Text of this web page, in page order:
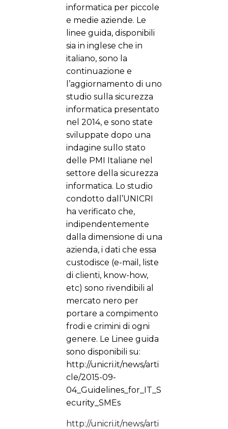
informatica per piccole
e medie aziende. Le
linee guida, disponibili
sia in inglese che in
italiano, sono la
continuazione e
l’aggiornamento di uno
studio sulla sicurezza
informatica presentato
nel 2014, e sono state
sviluppate dopo una
indagine sullo stato
delle PMI Italiane nel
settore della sicurezza
informatica. Lo studio
condotto dall’UNICRI
ha verificato che,
indipendentemente
dalla dimensione di una
azienda, i dati che essa
custodisce (e-mail, liste
di clienti, know-how,
etc) sono rivendibili al
mercato nero per
portare a compimento
frodi e crimini di ogni
genere. Le Linee guida
sono disponibili su:
http://unicri.it/news/arti
cle/2015-09-
04_Guidelines_for_IT_S
ecurity_SMEs
http://unicri.it/news/arti